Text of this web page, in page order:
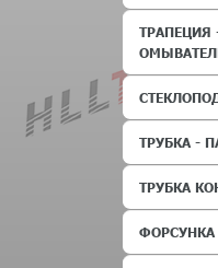
ТРАПЕЦИЯ
ТРУБКА -
ТРУБКА